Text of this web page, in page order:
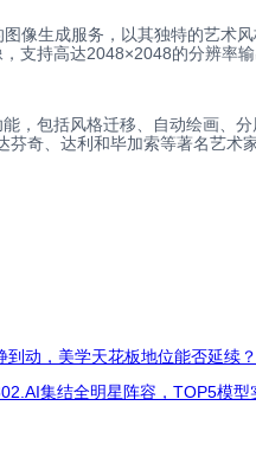
像生成服务，以其独特的艺术
支持高达2048×2048的分辨率
，包括风格迁移、自动绘画、
芬奇、达利和毕加索等著名艺术
到动，美学天花板地位能否延续
集结全明星阵容，TOP5模